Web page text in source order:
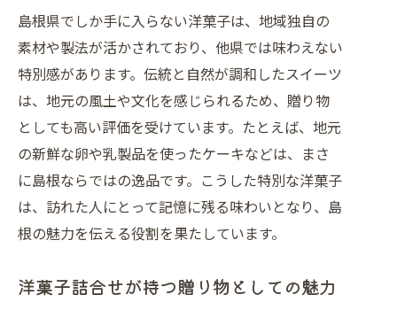
島根県限定洋菓子のお土産向き特徴
見栄えや包装が光る洋菓子詰合せの選
定
浜田市や松江で人気の洋菓子選び方
洋菓子詰合せを贈る際の注意点まとめ
地域限定洋菓子で特別な贈り物を演出
地域限定洋菓子で思い出に残る手土産を
島根県の洋菓子詰合せで特別な思い出
松江や浜田市の洋菓子手土産の魅力
島根県でしか手に入らない洋菓子は、地域独自の
素材や製法が活かされており、他県では味わえない
特別感があります。伝統と自然が調和したスイーツ
は、地元の風土や文化を感じられるため、贈り物
としても高い評価を受けています。たとえば、地元
の新鮮な卵や乳製品を使ったケーキなどは、まさ
に島根ならではの逸品です。こうした特別な洋菓子
は、訪れた人にとって記憶に残る味わいとなり、島
根の魅力を伝える役割を果たしています。
洋菓子詰合せが持つ贈り物としての魅力